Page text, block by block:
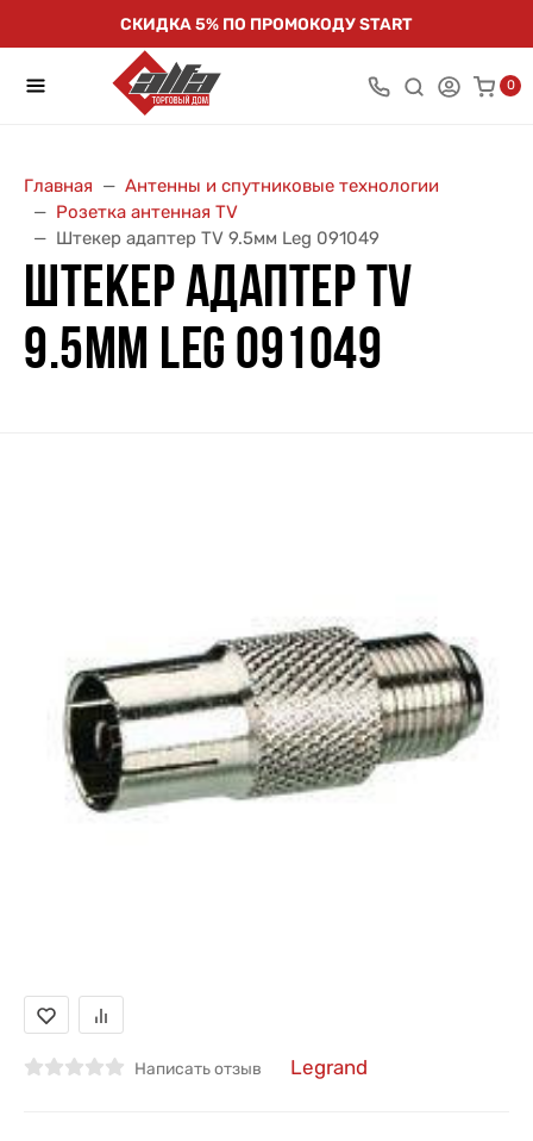
СКИДКА 5% ПО ПРОМОКОДУ START
0
Главная
Антенны и спутниковые технологии
Розетка антенная TV
Штекер адаптер TV 9.5мм Leg 091049
ШТЕКЕР АДАПТЕР TV
9.5ММ LEG 091049
Написать отзыв Legrand